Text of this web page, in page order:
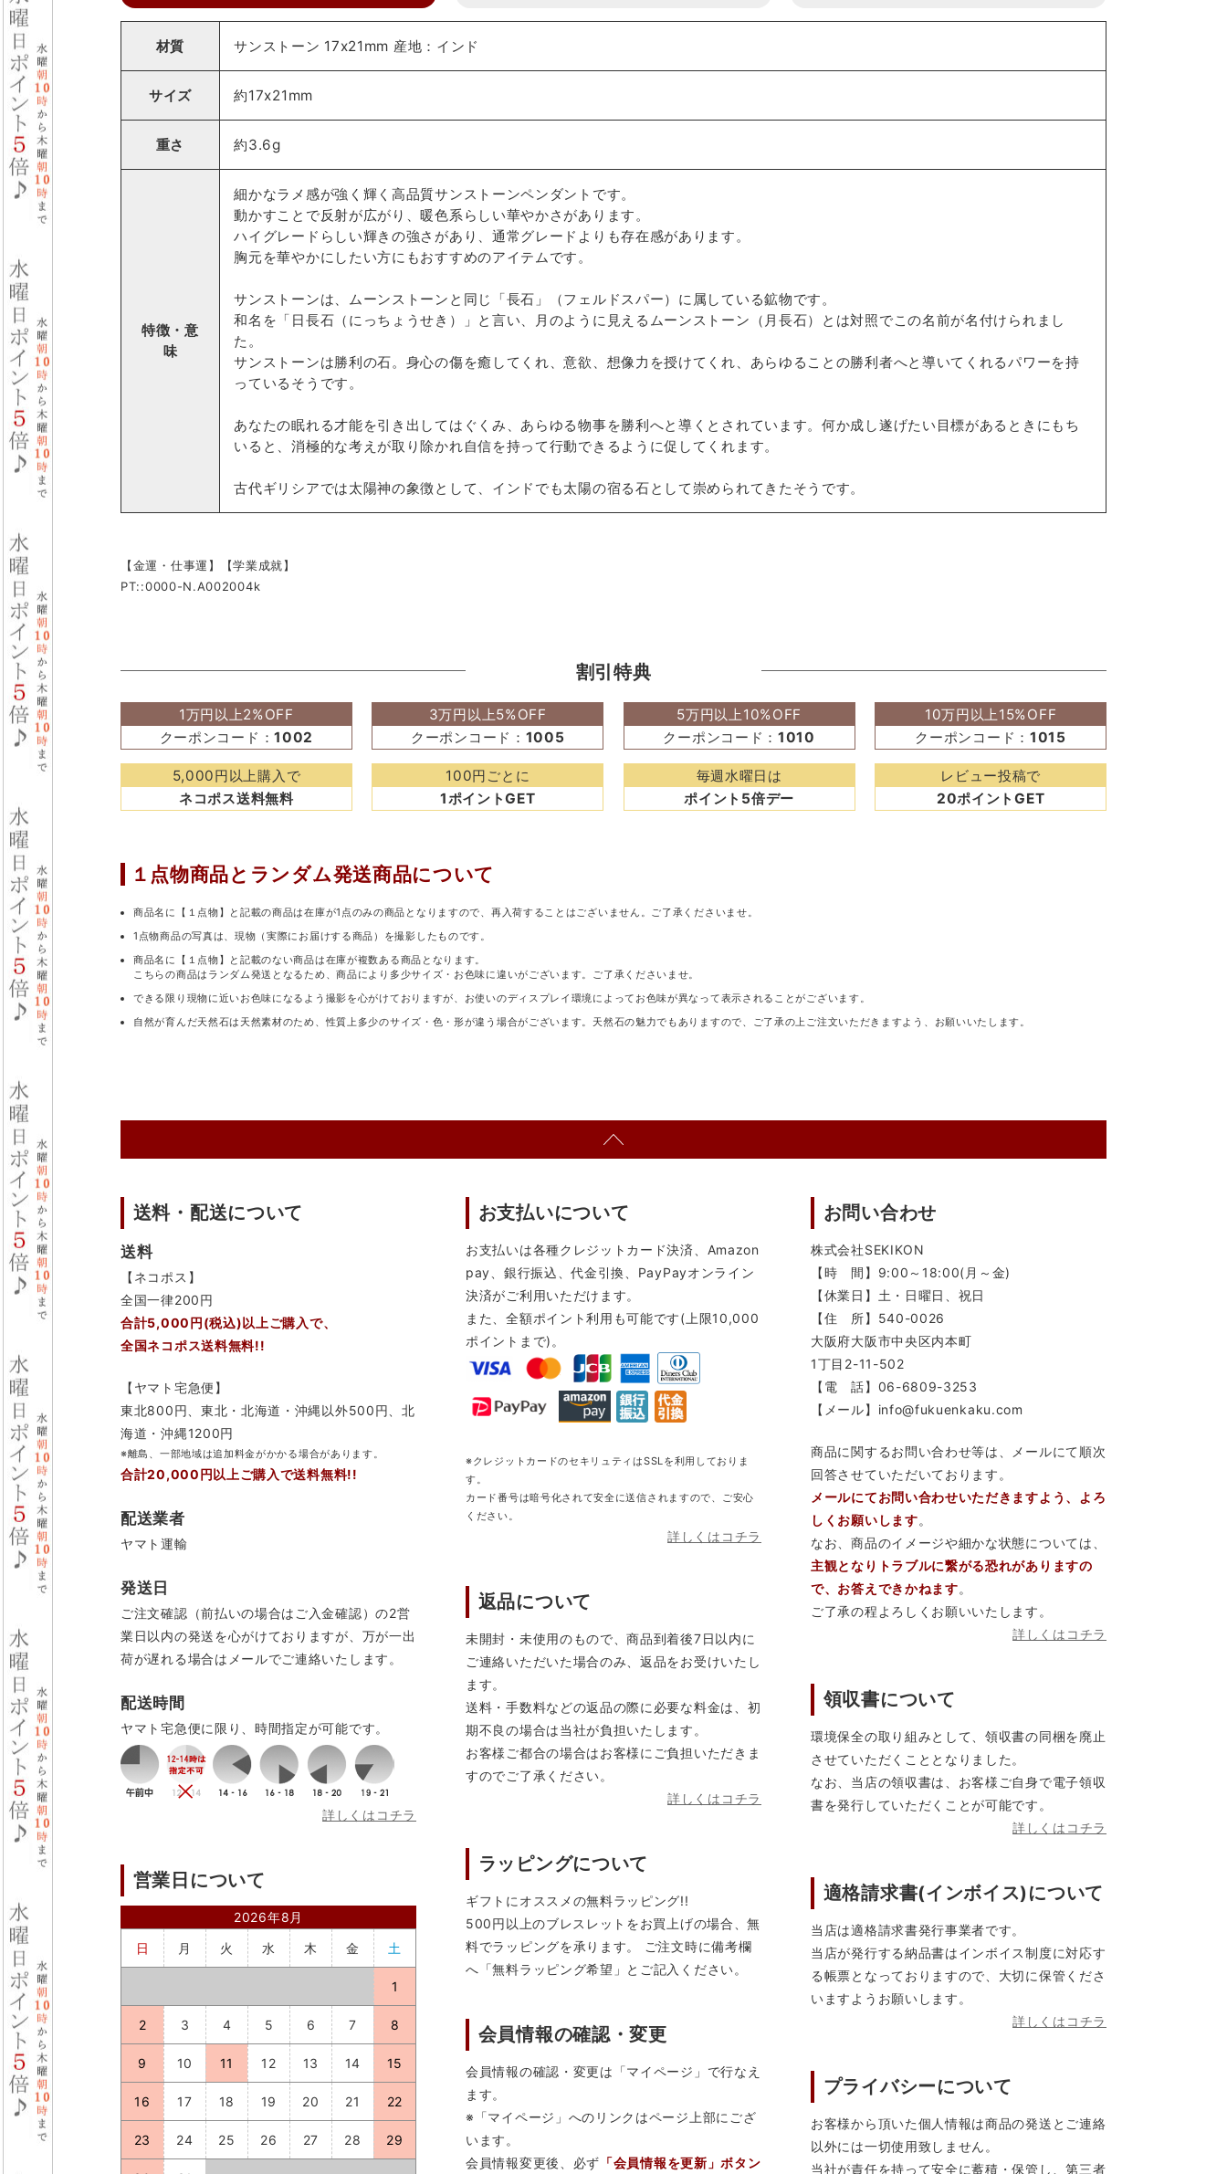
材質 サンストーン 17x21mm 産地：インド
サイズ 約17x21mm
重さ 約3.6g
特徴・意
味
細かなラメ感が強く輝く高品質サンストーンペンダントです。
動かすことで反射が広がり、暖色系らしい華やかさがあります。
ハイグレードらしい輝きの強さがあり、通常グレードよりも存在感があります。
胸元を華やかにしたい方にもおすすめのアイテムです。
サンストーンは、ムーンストーンと同じ「長石」（フェルドスパー）に属している鉱物です。
和名を「日長石（にっちょうせき）」と言い、月のように見えるムーンストーン（月長石）とは対照でこの名前が名付けられまし
た。
サンストーンは勝利の石。身心の傷を癒してくれ、意欲、想像力を授けてくれ、あらゆることの勝利者へと導いてくれるパワーを持
っているそうです。
あなたの眠れる才能を引き出してはぐくみ、あらゆる物事を勝利へと導くとされています。何か成し遂げたい目標があるときにもち
いると、消極的な考えが取り除かれ自信を持って行動できるように促してくれます。
古代ギリシアでは太陽神の象徴として、インドでも太陽の宿る石として崇められてきたそうです。
【金運・仕事運】【学業成就】
PT::0000-N.A002004k
割引特典
1万円以上2%OFF
クーポンコード：1002
3万円以上5%OFF
クーポンコード： 1005
5万円以上10%OFF
クーポンコード：1010
10万円以上15%OFF
クーポンコード： 1015
5,000円以上購入で
ネコポス送料無料
100円ごとに
1ポイントGET
毎週水曜日は
ポイント5倍デー
レビュー投稿で
20ポイントGET
１点物商品と ランダム発送商品について
商品名に【１点物】と記載の商品は在庫が1点のみの商品となりますので、再入荷することはございません。ご了承くださいませ。
1点物商品の写真は、現物（実際にお届けする商品）を撮影したものです。
商品名に【１点物】と記載のない商品は在庫が複数ある商品となります。
こちらの商品はランダム発送となるため、商品により多少サイズ・お色味に違いがございます。ご了承くださいませ。
できる限り現物に近いお色味になるよう撮影を心がけておりますが、お使いのディスプレイ環境によってお色味が異なって表示されることがございます。
自然が育んだ天然石は天然素材のため、性質上多少のサイズ・色・形が違う場合がございます。天然石の魅力でもありますので、ご了承の上ご注文いただきますよう、お願いいたします。
送料・配送について
送料
【ネコポス】
全国一律200円
合計5,000円(税込)以上ご購入で、
全国ネコポス送料無料!!
【ヤマト宅急便】
東北800円、東北・北海道・沖縄以外500円、北
海道・沖縄1200円
※離島、一部地域は追加料金がかかる場合があります。
合計20,000円以上ご購入で送料無料!!
配送業者
ヤマト運輸
発送日
ご注文確認（前払いの場合はご入金確認）の2営
業日以内の発送を心がけておりますが、万が一出
荷が遅れる場合はメールでご連絡いたします。
配送時間
ヤマト宅急便に限り、時間指定が可能です。
詳しくはコチラ
営業日について
2026年8月
日
月 火 水 木 金 土
1
2 3 4 5 6 7 8
9 10 11 12 13 14 15
16 17 18 19 20 21 22
23 24 25 26 27 28 29
お支払いについて
お支払いは各種クレジットカード決済、Amazon
pay、銀行振込、代金引換、PayPayオンライン
決済がご利用いただけます。
また、全額ポイント利用も可能です(上限10,000
ポイントまで)。
※クレジットカードのセキリュティはSSLを利用しておりま
す。
カード番号は暗号化されて安全に送信されますので、ご安心
ください。
詳しくはコチラ
返品について
未開封・未使用のもので、商品到着後7日以内に
ご連絡いただいた場合のみ、返品をお受けいたし
ます。
送料・手数料などの返品の際に必要な料金は、初
期不良の場合は当社が負担いたします。
お客様ご都合の場合はお客様にご負担いただきま
すのでご了承ください。
詳しくはコチラ
ラッピングについて
ギフトにオススメの無料ラッピング!!
500円以上のブレスレットをお買上げの場合、無
料でラッピングを承ります。 ご注文時に備考欄
へ「無料ラッピング希望」とご記入ください。
会員情報の確認・変更
会員情報の確認・変更は「マイページ」で行なえ
ます。
※「マイページ」へのリンクはページ上部にござ
います。
会員情報変更後、必ず 「会員情報を更新」ボタン
お問い合わせ
株式会社SEKIKON
【時 間】9:00～18:00(月～金)
【休業日】土・日曜日、祝日
【住 所】540-0026
大阪府大阪市中央区内本町
1丁目2-11-502
【電 話】06-6809-3253
【メール】info@fukuenkaku.com
商品に関するお問い合わせ等は、メールにて順次
回答させていただいております。
メールにてお問い合わせいただきますよう、よろ
しくお願いします。
なお、商品のイメージや細かな状態については、
主観となりトラブルに繋がる恐れがありますの
で、お答えできかねます。
ご了承の程よろしくお願いいたします。
詳しくはコチラ
領収書について
環境保全の取り組みとして、領収書の同梱を廃止
させていただくこととなりました。
なお、当店の領収書は、お客様ご自身で電子領収
書を発行していただくことが可能です。
詳しくはコチラ
適格請求書(インボイス)について
当店は適格請求書発行事業者です。
当店が発行する納品書はインボイス制度に対応す
る帳票となっておりますので、大切に保管くださ
いますようお願いします。
詳しくはコチラ
プライバシーについて
お客様から頂いた個人情報は商品の発送とご連絡
以外には一切使用致しません。
当社が責任を持って安全に蓄積・保管し、第三者